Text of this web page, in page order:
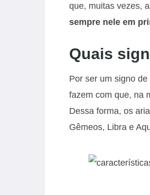
que, muitas vezes,
sempre nele em
Quais
Por ser um signo
fazem com que, na
Dessa forma, os
Gêmeos, Libra e